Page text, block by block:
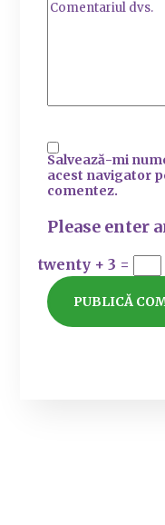
Salvează-mi
acest navigator
comentez.
Please enter
twenty + 3 =